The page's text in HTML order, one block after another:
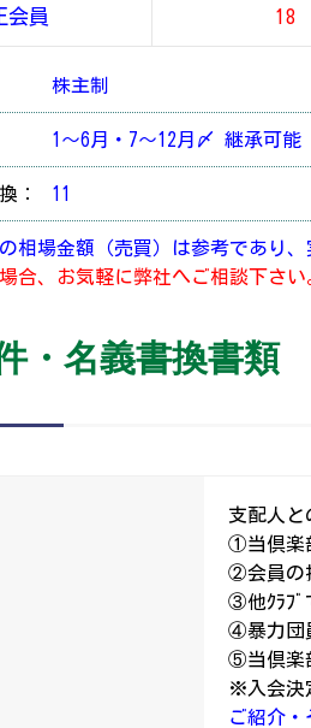
会員 18
株主制
1～6月・7～12月〆 継承可能
： 11
相場金額（売買）は参考であり
合、お気軽に弊社へご相談下さい
・名義書換書類
支配人と
①当倶楽
②会員の
③他ｸﾗﾌﾞ
④暴力団
⑤当倶楽
※入会決
ご紹介・